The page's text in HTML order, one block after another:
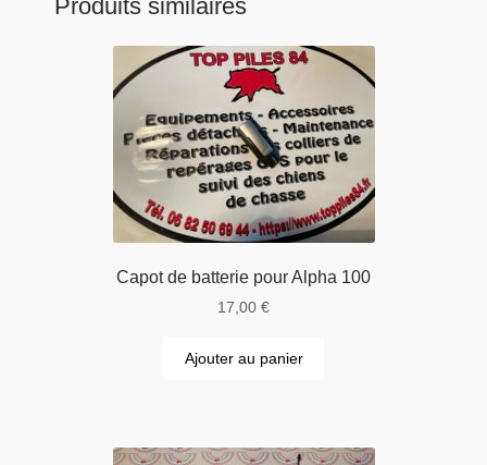
Produits similaires
Capot de batterie pour Alpha 100
17,00 €
Ajouter au panier